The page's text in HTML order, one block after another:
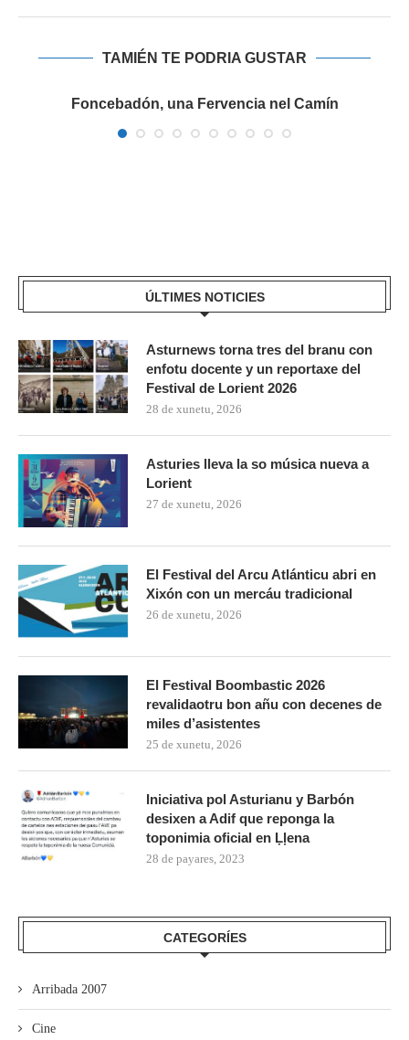
TAMIÉN TE PODRIA GUSTAR
Foncebadón, una Fervencia nel Camín
ÚLTIMES NOTICIES
Asturnews torna tres del branu con
enfotu docente y un reportaxe del
Festival de Lorient 2026
28 de xunetu, 2026
Asturies lleva la so música nueva a
Lorient
27 de xunetu, 2026
El Festival del Arcu Atlánticu abri en
Xixón con un mercáu tradicional
26 de xunetu, 2026
El Festival Boombastic 2026
revalidaotru bon añu con decenes de
miles d’asistentes
25 de xunetu, 2026
Iniciativa pol Asturianu y Barbón
desixen a Adif que reponga la
toponimia oficial en Ḷḷena
28 de payares, 2023
CATEGORÍES
Arribada 2007
Cine